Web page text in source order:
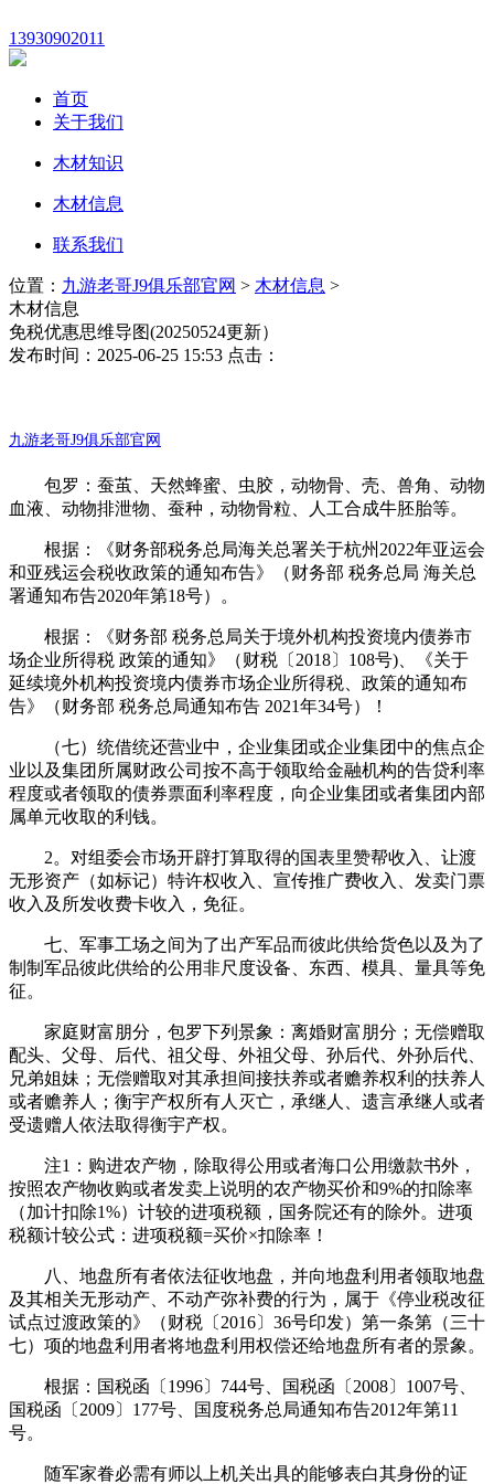
13930902011
首页
关于我们
木材知识
木材信息
联系我们
位置： 九游老哥J9俱乐部官网 > 木材信息 >
木材信息
免税优惠思维导图(20250524更新）
发布时间：2025-06-25 15:53 点击：
九游老哥J9俱乐部官网
包罗：蚕茧、天然蜂蜜、虫胶，动物骨、壳、兽角、动物
血液、动物排泄物、蚕种，动物骨粒、人工合成牛胚胎等。
根据：《财务部税务总局海关总署关于杭州2022年亚运会
和亚残运会税收政策的通知布告》（财务部 税务总局 海关总
署通知布告2020年第18号）。
根据：《财务部 税务总局关于境外机构投资境内债券市
场企业所得税 政策的通知》（财税〔2018〕108号)、《关于
延续境外机构投资境内债券市场企业所得税、政策的通知布
告》（财务部 税务总局通知布告 2021年34号）！
（七）统借统还营业中，企业集团或企业集团中的焦点企
业以及集团所属财政公司按不高于领取给金融机构的告贷利率
程度或者领取的债券票面利率程度，向企业集团或者集团内部
属单元收取的利钱。
2。对组委会市场开辟打算取得的国表里赞帮收入、让渡
无形资产（如标记）特许权收入、宣传推广费收入、发卖门票
收入及所发收费卡收入，免征。
七、军事工场之间为了出产军品而彼此供给货色以及为了
制制军品彼此供给的公用非尺度设备、东西、模具、量具等免
征。
家庭财富朋分，包罗下列景象：离婚财富朋分；无偿赠取
配头、父母、后代、祖父母、外祖父母、孙后代、外孙后代、
兄弟姐妹；无偿赠取对其承担间接扶养或者赡养权利的扶养人
或者赡养人；衡宇产权所有人灭亡，承继人、遗言承继人或者
受遗赠人依法取得衡宇产权。
注1：购进农产物，除取得公用或者海口公用缴款书外，
按照农产物收购或者发卖上说明的农产物买价和9%的扣除率
（加计扣除1%）计较的进项税额，国务院还有的除外。进项
税额计较公式：进项税额=买价×扣除率！
八、地盘所有者依法征收地盘，并向地盘利用者领取地盘
及其相关无形动产、不动产弥补费的行为，属于《停业税改征
试点过渡政策的》（财税〔2016〕36号印发）第一条第（三十
七）项的地盘利用者将地盘利用权偿还给地盘所有者的景象。
根据：国税函〔1996〕744号、国税函〔2008〕1007号、
国税函〔2009〕177号、国度税务总局通知布告2012年第11
号。
随军家眷必需有师以上机关出具的能够表白其身份的证